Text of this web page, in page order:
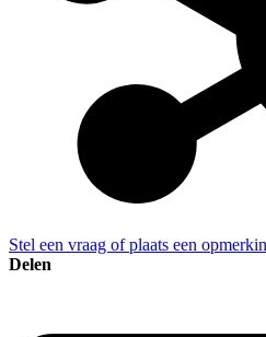
Stel een vraag of plaats een
Delen